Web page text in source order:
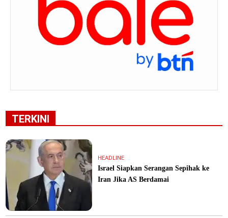
TERKINI
HEADLINE
Israel Siapkan Serangan Sepihak ke
Iran Jika AS Berdamai